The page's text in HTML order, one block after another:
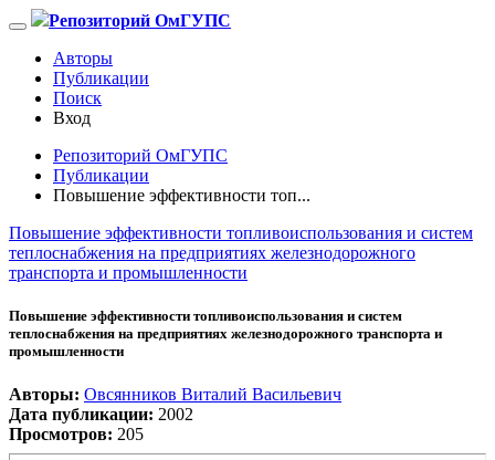
Репозиторий ОмГУПС
Авторы
Публикации
Поиск
Вход
Репозиторий ОмГУПС
Публикации
Повышение эффективности топ...
Повышение эффективности топливоиспользования и систем
теплоснабжения на предприятиях железнодорожного
транспорта и промышленности
Повышение эффективности топливоиспользования и систем
теплоснабжения на предприятиях железнодорожного транспорта и
промышленности
Авторы: Овсянников Виталий Васильевич
Дата публикации: 2002
Просмотров: 205